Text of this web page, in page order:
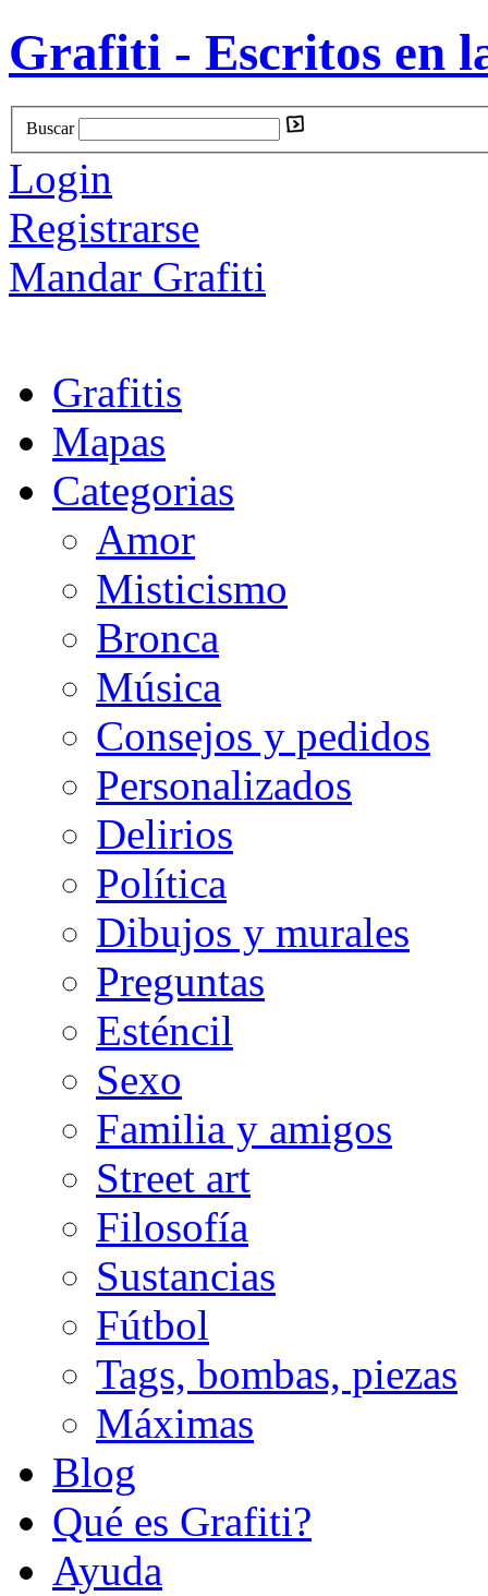
Grafiti - Escritos en
Buscar
Login
Registrarse
Mandar Grafiti
Grafitis
Mapas
Categorias
Amor
Misticismo
Bronca
Música
Consejos y pedidos
Personalizados
Delirios
Política
Dibujos y murales
Preguntas
Esténcil
Sexo
Familia y amigos
Street art
Filosofía
Sustancias
Fútbol
Tags, bombas, piezas
Máximas
Blog
Qué es Grafiti?
Ayuda